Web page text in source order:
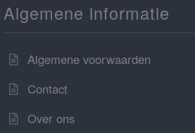
Algemene informatie
Algemene voorwaarden
Contact
Over ons